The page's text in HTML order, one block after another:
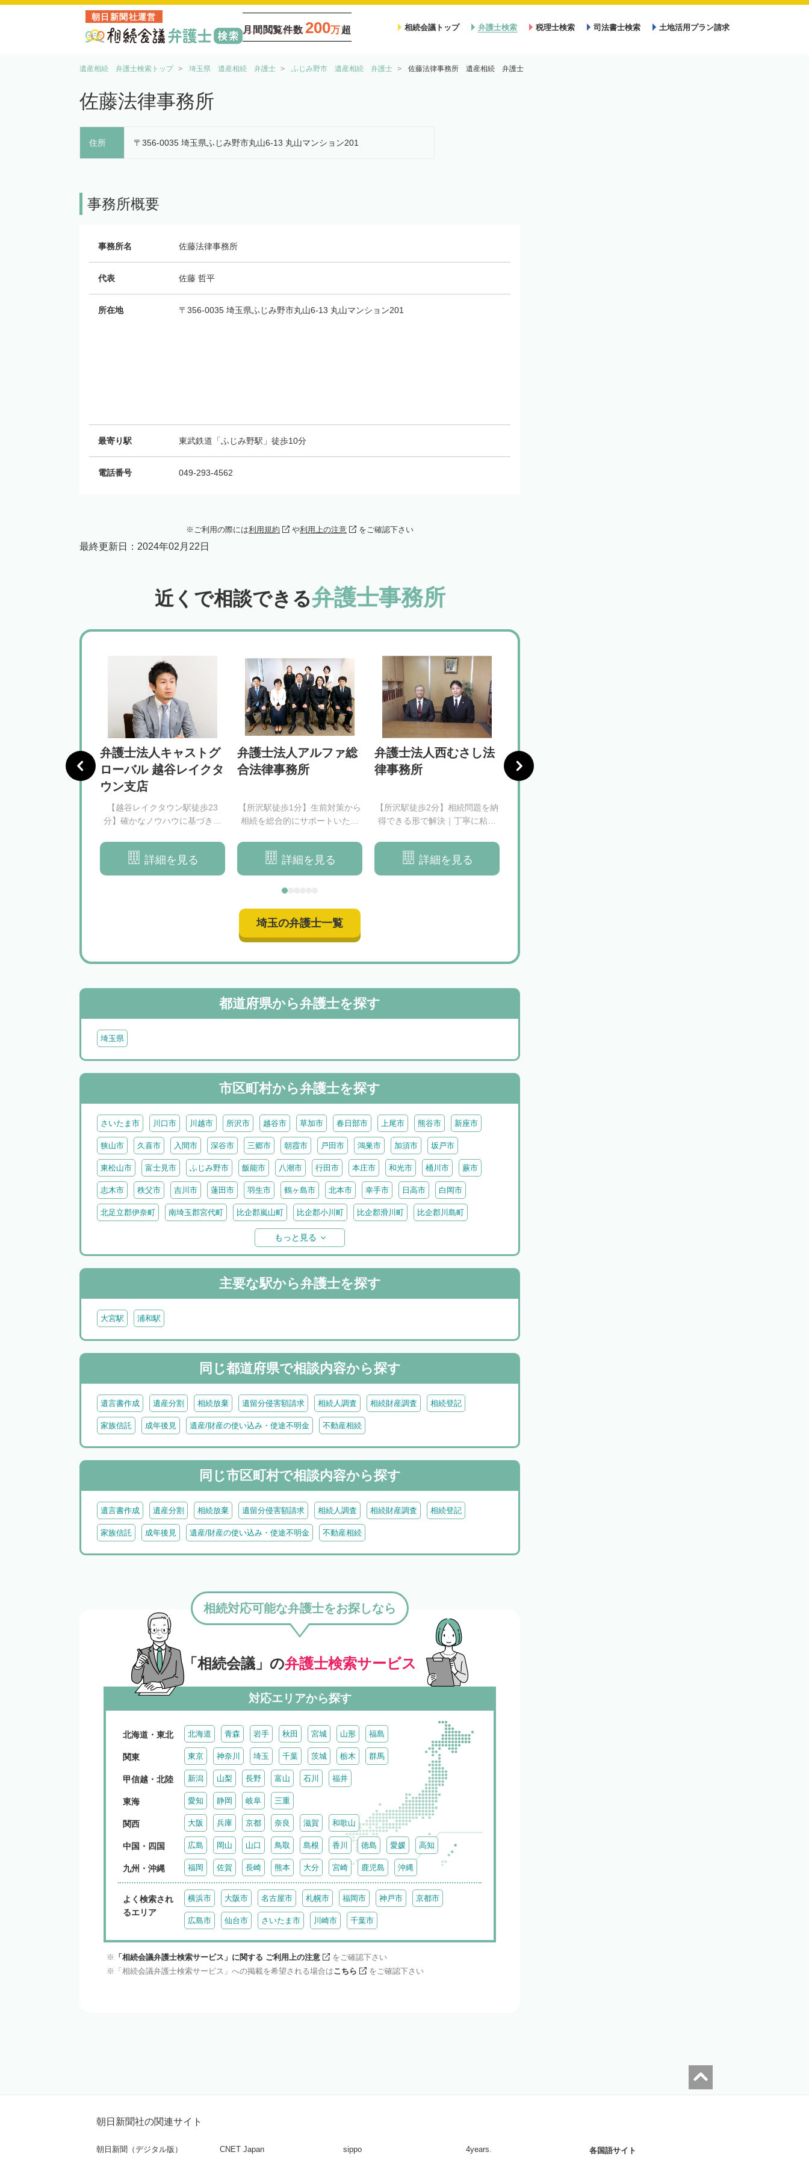
朝日新聞社運営
月間閲覧件数 200万超 相続会議トップ 弁護士検索 税理士検索 司法書士検索 土地活用プラン請求
遺産相続 弁護士検索トップ 埼玉県 遺産相続 弁護士 ふじみ野市 遺産相続 弁護士 佐藤法律事務所 遺産相続 弁護士
佐藤法律事務所
住所 〒356-0035 埼玉県ふじみ野市丸山6-13 丸山マンション201
事務所概要
事務所名 佐藤法律事務所
代表 佐藤 哲平
所在地 〒356-0035 埼玉県ふじみ野市丸山6-13 丸山マンション201
最寄り駅 東武鉄道「ふじみ野駅」徒歩10分
電話番号 049-293-4562
ご利用の際には利用規約 や利用上の注意 をご確認下さい
最終更新日： 2024年02月22日
近くで相談できる弁護士事務所
人翠 川口事務
弁護士法人キャストグ
ローバル 越谷レイクタ
ウン支店
【越谷レイクタウン駅徒歩23
分】確かなノウハウに基づき、
詳細を見る
弁護士法人アルファ総
合法律事務所
【所沢駅徒歩1分】生前対策から
相続を総合的にサポートいたし
詳細を見る
弁護士法人西むさし法
律事務所
【所沢駅徒歩2分】相続問題を納
得できる形で解決｜丁寧に粘り
詳細を見る
時の鐘法律事務所
埼玉の弁護士一覧
都道府県から弁護士を探す
埼玉県
市区町村から弁護士を探す
さいたま市 川口市 川越市 所沢市 越谷市 草加市 春日部市 上尾市 熊谷市 新座市
狭山市 久喜市 入間市 深谷市 三郷市 朝霞市 戸田市 鴻巣市 加須市 坂戸市
東松山市 富士見市 ふじみ野市 飯能市 八潮市 行田市 本庄市 和光市 桶川市 蕨市
志木市 秩父市 吉川市 蓮田市 羽生市 鶴ヶ島市 北本市 幸手市 日高市 白岡市
北足立郡伊奈町 南埼玉郡宮代町 比企郡嵐山町 比企郡小川町 比企郡滑川町 比企郡川島町
比企郡ときがわ町 入間郡三芳町
北葛飾郡杉戸町 北葛飾郡松伏町 児玉郡上里町 児玉郡神川町 児玉郡美里町 大里郡寄居町
秩父郡横瀬町 秩父郡長瀞町 秩父郡東秩父村
もっと見る
主要な駅から弁護士を探す
大宮駅 浦和駅
同じ都道府県で相談内容から探す
遺言書作成 遺産分割 相続放棄 遺留分侵害額請求 相続人調査 相続財産調査 相続登記
家族信託 成年後見 遺産/財産の使い込み・使途不明金 不動産相続
同じ市区町村で相談内容から探す
遺言書作成 遺産分割 相続放棄 遺留分侵害額請求 相続人調査 相続財産調査 相続登記
家族信託 成年後見 遺産/財産の使い込み・使途不明金 不動産相続
「相続会議」の弁護士検索サービス
相続対応可能な弁護士をお探しなら
対応エリアから探す
北海道・東北 北海道 青森 岩手 秋田 宮城 山形 福島
関東 東京 神奈川 埼玉 千葉 茨城 栃木 群馬
甲信越・北陸 新潟 山梨 長野 富山 石川 福井
東海 愛知 静岡 岐阜 三重
関西 大阪 兵庫 京都 奈良 滋賀 和歌山
中国・四国 広島 岡山 山口 鳥取 島根 香川 徳島 愛媛 高知
九州・沖縄 福岡 佐賀 長崎 熊本 大分 宮崎 鹿児島 沖縄
よく検索され
るエリア
横浜市 大阪市 名古屋市 札幌市 福岡市 神戸市 京都市
広島市 仙台市 さいたま市 川崎市 千葉市
「相続会議弁護士検索サービス」に関する ご利用上の注意
をご確認下さい
「相続会議弁護士検索サービス」への掲載を希望される場合はこちら をご確認下さい
朝日新聞社の関連サイト
朝日新聞（デジタル版） CNET Japan sippo 4years. 各国語サイト